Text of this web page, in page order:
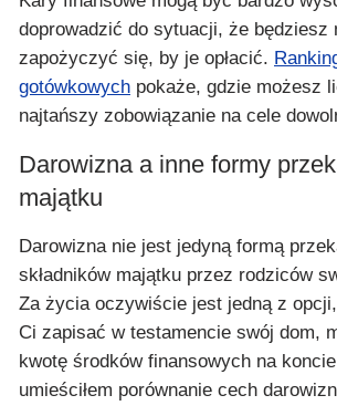
doprowadzić do sytuacji, że będziesz
zapożyczyć się, by je opłacić.
gotówkowych pokaże, gdzie możesz
najtańszy zobowiązanie na cele
Darowizna a inne formy
majątku
Darowizna nie jest jedyną formą
składników majątku przez rodziców
Za życia oczywiście jest jedną z
Ci zapisać w testamencie swój dom,
kwotę środków finansowych na
umieściłem porównanie cech